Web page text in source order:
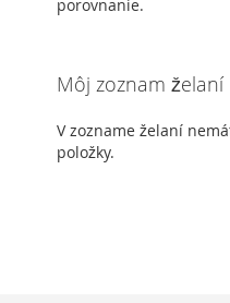
porovnanie.
Môj zoznam želaní
V zozname želaní
položky.